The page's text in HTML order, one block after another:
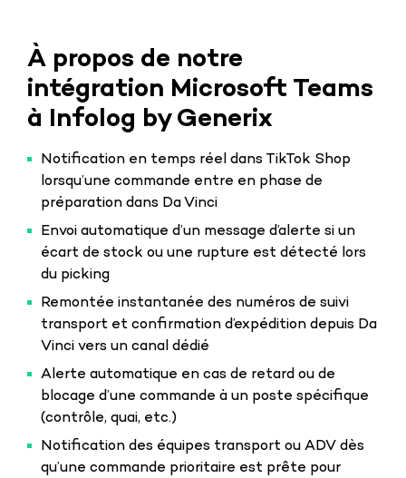
À propos de notre
intégration Microsoft Teams
à Infolog by Generix
Notification en temps réel dans TikTok Shop
lorsqu’une commande entre en phase de
préparation dans Da Vinci
Envoi automatique d’un message d’alerte si un
écart de stock ou une rupture est détecté lors
du picking
Remontée instantanée des numéros de suivi
transport et confirmation d’expédition depuis Da
Vinci vers un canal dédié
Alerte automatique en cas de retard ou de
blocage d’une commande à un poste spécifique
(contrôle, quai, etc.)
Notification des équipes transport ou ADV dès
qu’une commande prioritaire est prête pour